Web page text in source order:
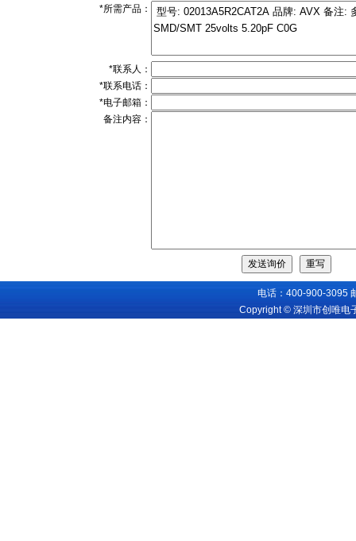
*所需产品：
*联系人：
*联系电话：
*电子邮箱：
备注内容：
电话：400-900-3095
Copyright © 深圳市创唯电